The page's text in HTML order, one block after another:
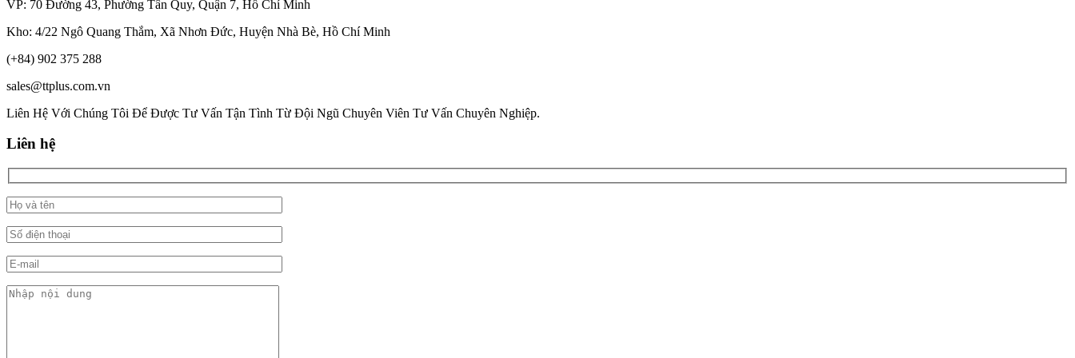
VP: 70 Đường 43, Phường Tân Quy, Quận 7, Hồ Chí Minh
Kho: 4/22 Ngô Quang Thắm, Xã Nhơn Đức, Huyện Nhà Bè, Hồ Chí Minh
(+84) 902 375 288
sales@ttplus.com.vn
Liên Hệ Với Chúng Tôi Để Được Tư Vấn Tận Tình Từ Đội Ngũ Chuyên Viên Tư Vấn Chuyên Nghiệp.
Liên hệ